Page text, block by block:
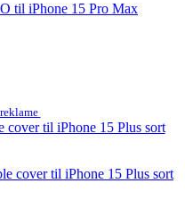
til iPhone 15 Pro Max
cover til iPhone 15 Plus sort